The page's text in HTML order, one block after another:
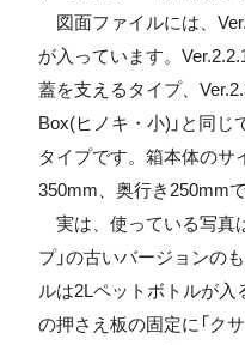
図面ファイルには、
が入っています。
蓋を支えるタイプ、
Box(ヒノキ・小)」と同
タイプです。箱本体のサ
350mm、奥行き250mmで
実は、使っている写真
プ」の古いバージョンの
ルは2Lペットボトルが
の押さえ板の固定に「ク